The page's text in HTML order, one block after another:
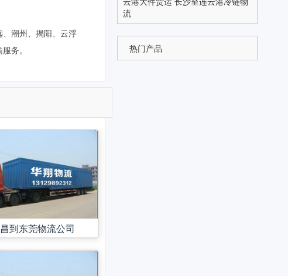
潮州、揭阳、云浮
务。
到东莞物流公司
流
热门产品